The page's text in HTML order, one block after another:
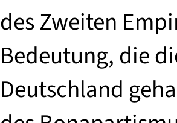
des Zweiten
Bedeutung, die
Deutschland